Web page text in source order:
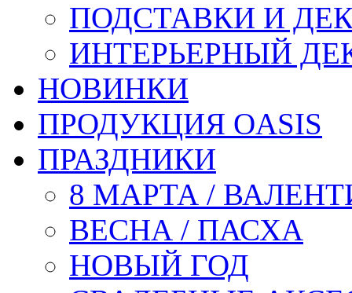
ПОДСТАВКИ И
ИНТЕРЬЕРНЫЙ
НОВИНКИ
ПРОДУКЦИЯ OASIS
ПРАЗДНИКИ
8 МАРТА /
ВЕСНА / ПАСХА
НОВЫЙ ГОД